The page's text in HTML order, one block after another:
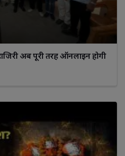
अब पूरी तरह ऑनलाइन होगी